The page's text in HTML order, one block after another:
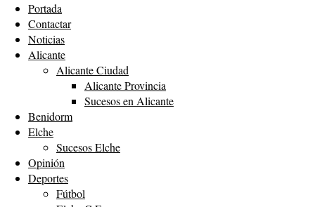
Portada
Contactar
Noticias
Alicante
Alicante Ciudad
Alicante Provincia
Sucesos en Alicante
Benidorm
Elche
Sucesos Elche
Opinión
Deportes
Fútbol